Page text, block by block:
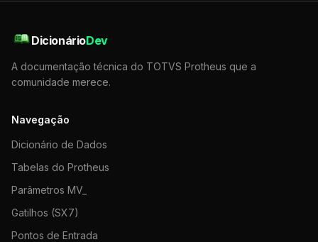
DicionárioDev
A documentação técnica do TOTVS Protheus que a
comunidade merece.
Navegação
Dicionário de Dados
Tabelas do Protheus
Parâmetros MV_
Gatilhos (SX7)
Pontos de Entrada